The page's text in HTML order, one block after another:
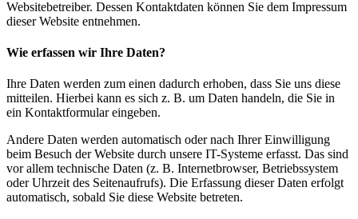
Websitebetreiber. Dessen Kontaktdaten können Sie dem Impressum
dieser Website entnehmen.
Wie erfassen wir Ihre Daten?
Ihre Daten werden zum einen dadurch erhoben, dass Sie uns diese
mitteilen. Hierbei kann es sich z. B. um Daten handeln, die Sie in
ein Kontaktformular eingeben.
Andere Daten werden automatisch oder nach Ihrer Einwilligung
beim Besuch der Website durch unsere IT-Systeme erfasst. Das sind
vor allem technische Daten (z. B. Internetbrowser, Betriebssystem
oder Uhrzeit des Seitenaufrufs). Die Erfassung dieser Daten erfolgt
automatisch, sobald Sie diese Website betreten.